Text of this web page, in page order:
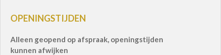
OPENINGSTIJDEN
Alleen geopend op afspraak, openingstijden
kunnen afwijken